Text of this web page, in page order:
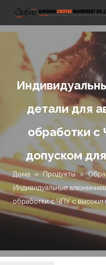
детали для
обработки
допуском
Дома » Продукты »
Индивидуальные
обработки с ЧПУ с